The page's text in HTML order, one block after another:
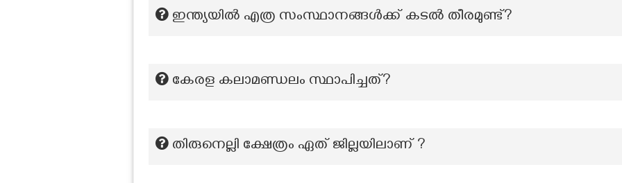
ഇന്ത്യയില്‍ എത്ര സംസ്ഥാനങ്ങള്‍ക്ക് കടല്‍ തീരമുണ്ട്?
കേരള കലാമണ്ഡലം സ്ഥാപിച്ചത്?
തിരുനെല്ലി ക്ഷേത്രം ഏത് ജില്ലയിലാണ് ?